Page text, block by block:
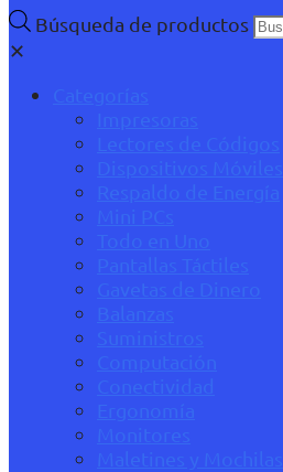
Búsqueda de productos
✕
Categorías
Impresoras
Lectores de Códigos
Dispositivos Móviles
Respaldo de Energía
Mini PCs
Todo en Uno
Pantallas Táctiles
Gavetas de Dinero
Balanzas
Suministros
Computación
Conectividad
Ergonomía
Monitores
Maletines y Mochilas